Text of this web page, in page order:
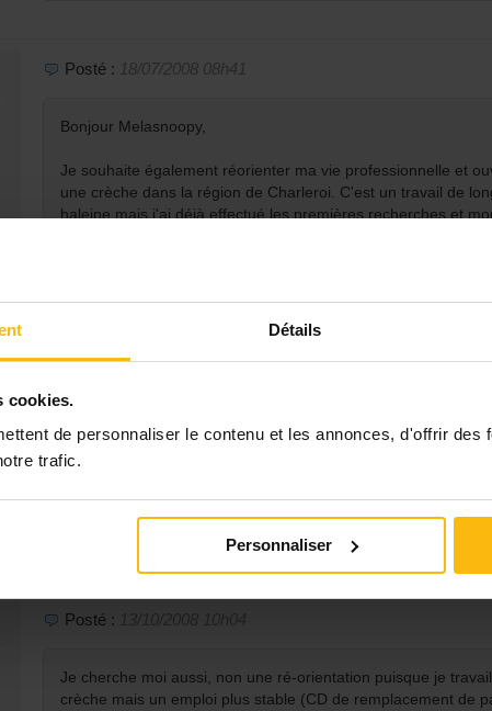
Détails
cookies.
de personnaliser le contenu et les annonces, d'offrir des
trafic.
Personnaliser
Posté : 18/07/2008 08h41
Bonjour Melasnoopy,
Je souhaite également réorienter ma vie professionnelle et
une crèche dans la région de Charleroi. C'est un travail de
haleine mais j'ai déjà effectué les premières recherches et
m'oriente plus vers la SEMA ou une MCAE. A toi de voir ...
j aimerai s avoir si votre projet et ficellerje rechercher un
merci d avance
Posté :
Je cherche moi aussi, non une ré-orientation puisque je
crèche mais un emploi plus stable (CD de remplacement de